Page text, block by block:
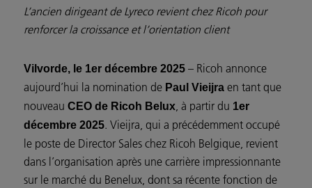
L’ancien dirigeant de Lyreco revient chez Ricoh pour
renforcer la croissance et l’orientation client
Vilvorde, le 1er décembre 2025 – Ricoh annonce
aujourd’hui la nomination de Paul Vieijra en tant que
nouveau CEO de Ricoh Belux, à partir du 1er
décembre 2025. Vieijra, qui a précédemment occupé
le poste de Director Sales chez Ricoh Belgique, revient
dans l’organisation après une carrière impressionnante
sur le marché du Benelux, dont sa récente fonction de